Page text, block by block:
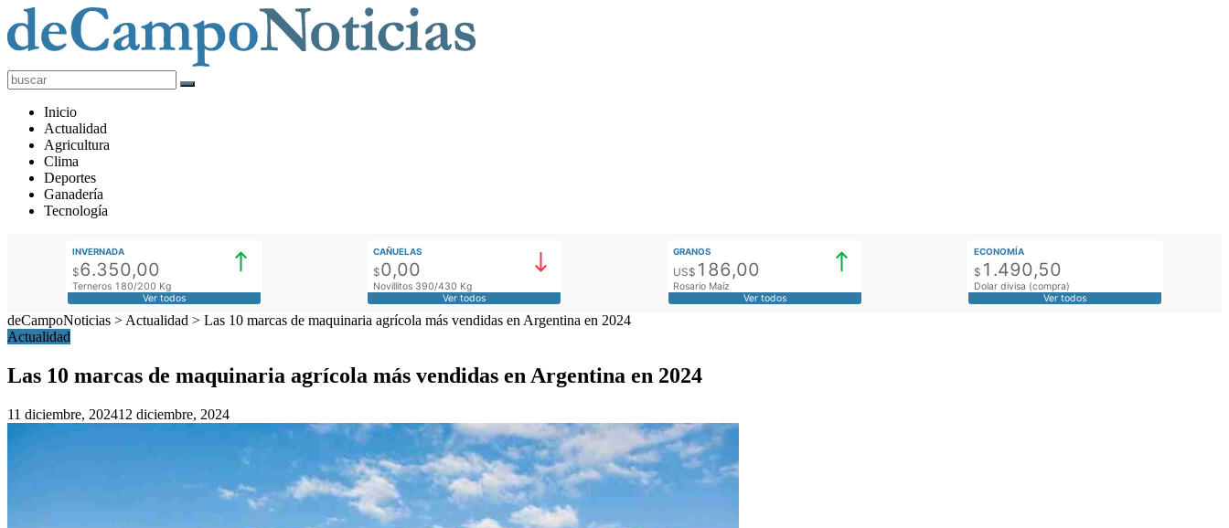
deCampoNoticias
Actualidad
Agropecuaria
Inicio
Actualidad
Agricultura
Clima
Deportes
Ganadería
Tecnología
INVERNADA
$6.350,00
Terneros 180/200 Kg
Ver todos
CAÑUELAS
$0,00
Novillitos 390/430 Kg
Ver todos
GRANOS
US$ 186,00
Rosario Maíz
Ver todos
ECONOMÍA
$ 1.490,50
Dolar divisa (compra)
Ver todos
deCampoNoticias > Actualidad > Las 10 marcas de maquinaria agrícola más vendidas en Argentina en 2024
Actualidad
Las 10 marcas de maquinaria agrícola más vendidas en Argentina en 2024
11 diciembre, 202412 diciembre, 2024